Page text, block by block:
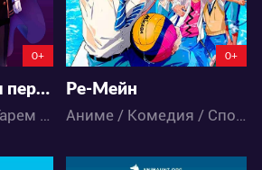
0+
Герой-рационал перестраивает королевство
Аниме / Война / Гарем / Магия / Романтика / Фэнтези
0+
Ре-Мейн
Аниме / Комедия / Спорт